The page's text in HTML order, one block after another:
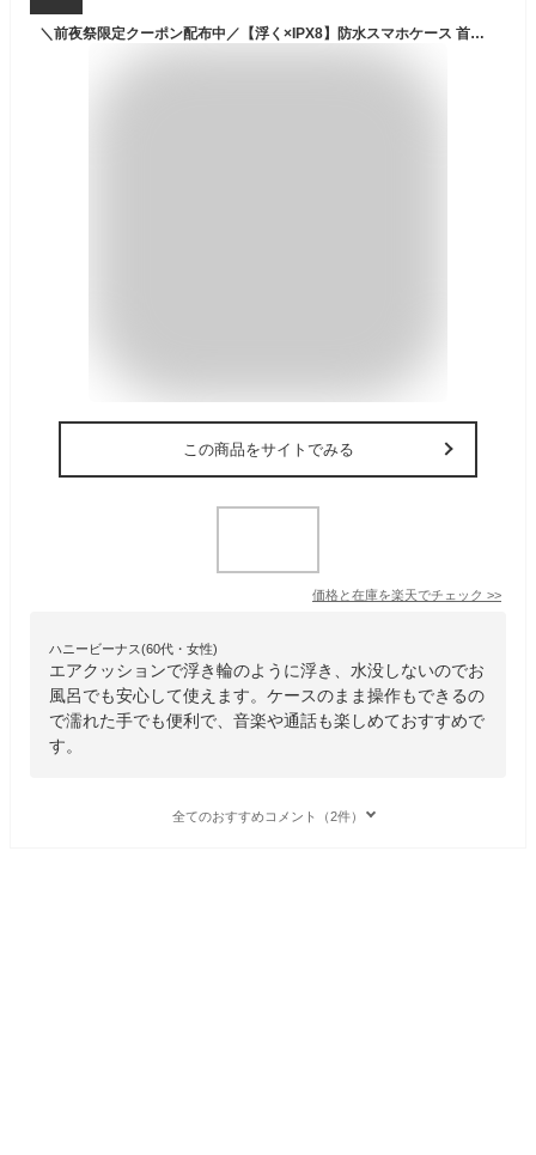
＼前夜祭限定クーポン配布中／【浮く×IPX8】防水スマホケース 首掛け タッチ操作可 両面クリア 小銭入れ付 防水ポーチ iPhone16 15 14 android対応 水中撮影 ダイビング 海 プール お風呂 ネックストラップ付き 旅行用 大画面対応 2way完全防水 防塵 耐衝撃設計 完全防水 IP
この商品をサイトでみる
価格と在庫を楽天でチェック >>
ハニービーナス(60代・女性)
エアクッションで浮き輪のように浮き、水没しないのでお
風呂でも安心して使えます。ケースのまま操作もできるの
で濡れた手でも便利で、音楽や通話も楽しめておすすめで
す。
全てのおすすめコメント（2件）